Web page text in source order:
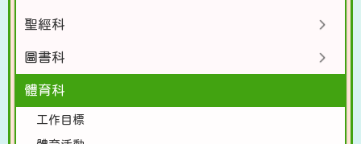
聖經科
圖書科
體育科
工作目標